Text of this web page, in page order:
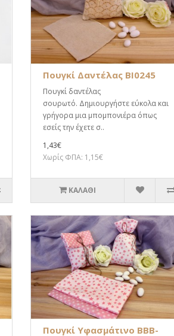
Πουγκί Δαντέλας BI0245
Πουγκί δαντέλας
σουρωτό. Δημιουργήστε εύκολα και
γρήγορα μια μπομπονιέρα όπως
εσείς την έχετε σ..
1,43€
Χωρίς ΦΠΑ: 1,15€
ΚΑΛΆΘΙ
Πουγκί Υφασμάτινο BBB-